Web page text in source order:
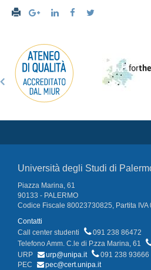
Università degli Studi di
Piazza Marina, 61
90133 - PALERMO
Codice Fiscale 80023730825, Partita IVA
Contatti
Call center studenti
091 238 86472
Telefono Amm. C.le di P.zza Marina, 61
URP
urp@unipa.it
091 238 93666
PEC
pec@cert.unipa.it